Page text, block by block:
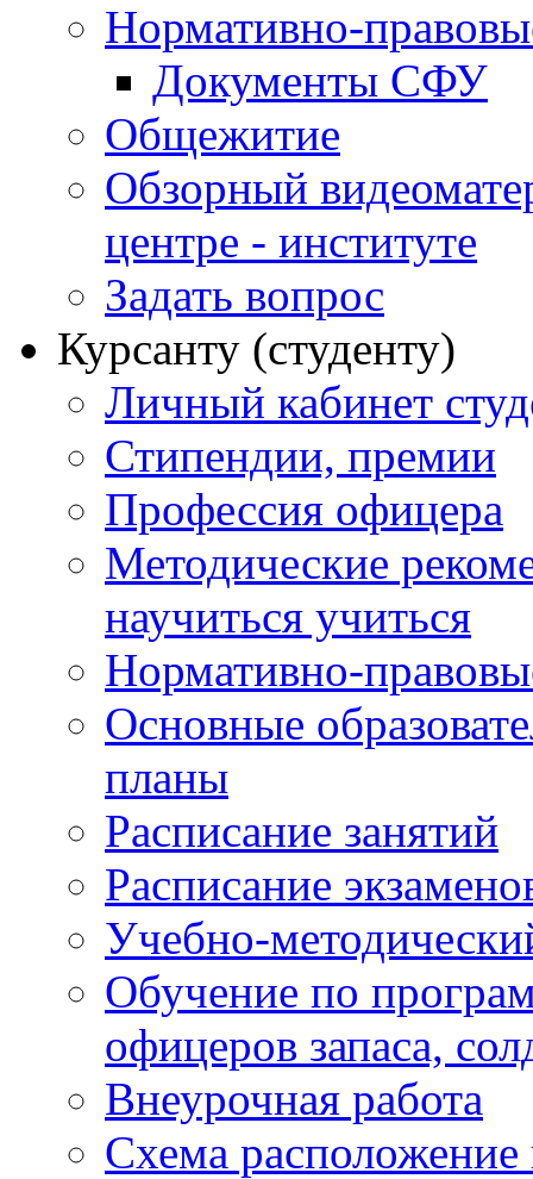
Нормативно-
Документы СФУ
Общежитие
Обзорный
центре - институте
Задать вопрос
Курсанту (студенту)
Личный кабинет
Стипендии, премии
Профессия офицера
Методические
научиться учиться
Нормативно-
Основные
планы
Расписание занятий
Расписание
Учебно-
Обучение по
офицеров запаса,
Внеурочная работа
Схема расположение